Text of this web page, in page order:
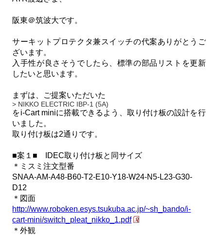
阪東＠筑波大です。
サーキットプロテクタ兼スイッチの代案ありがとうご
ざいます。
入手性が良さそうでしたら、標準の部品リストを更新
したいと思います。
まずは、ご提案いただいた
> NIKKO ELECTRIC IBP-1 (5A)
をi-Cart miniに搭載できるよう、取り付け板の設計を行
いました。
取り付け板は2通りです。
■案１■ IDEC取り付け板と同サイズ
＊ミスミ注文型番
SNAA-AM-A48-B60-T2-E10-Y18-W24-N5-L23-G30-
D12
＊図面
http://www.roboken.esys.tsukuba.ac.jp/~sh_bando/i-
cart-mini/switch_pleat_nikko_1.pdf
＊外観